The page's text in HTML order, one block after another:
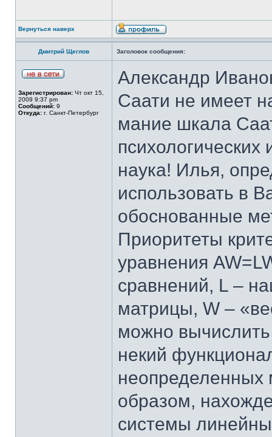
Вернуться наверх
Дмитрий Щеглов Заголовок сообщения:
Зарегистрирован: Чт окт 15,
2009 9:37 pm
Сообщений: 9
Откуда: г. Санкт-Петербург
Александр
Саати не имеет
мание шкала
наука! Илья,
использовать в
обоснованные
Приоритеты
уравнения
сравнений, L –
матрицы, W –
можно
некий
неопределенных
образом,
системы